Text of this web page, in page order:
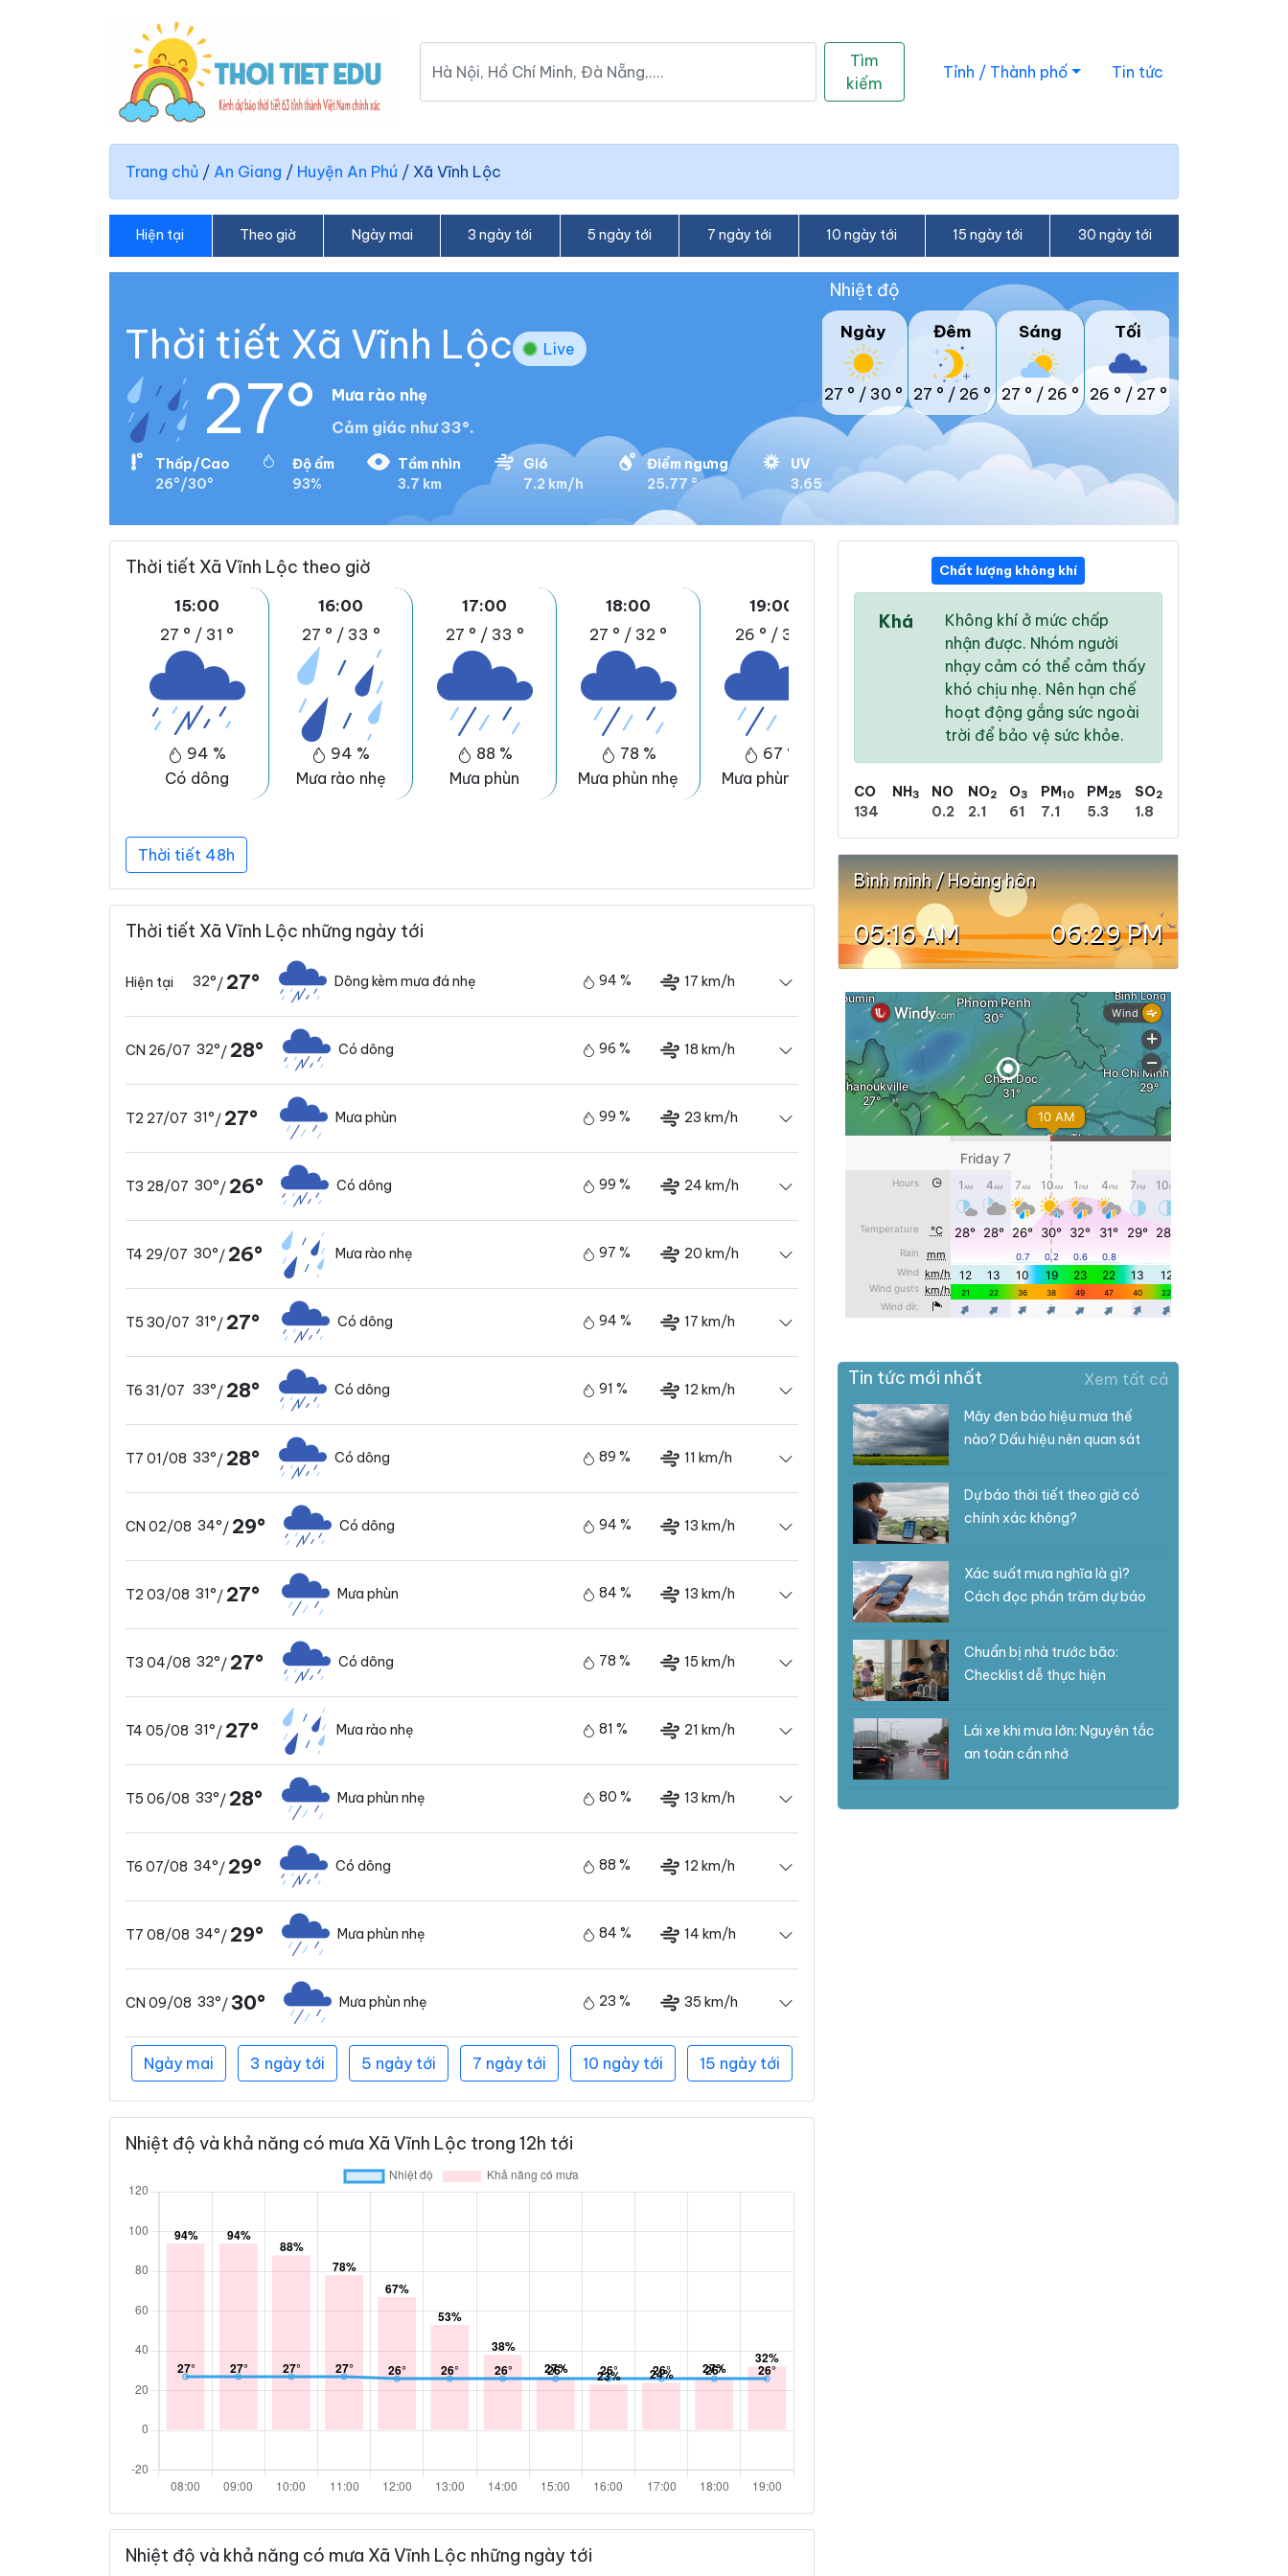
Tìm
kiếm
Tỉnh / Thành phố Tin tức
Trang chủ / An Giang / Huyện An Phú / Xã Vĩnh Lộc
Hiện tại Theo giờ Ngày mai 3 ngày tới 5 ngày tới 7 ngày tới 10 ngày tới 15 ngày tới 30 ngày tới
Thời tiết Xã Vĩnh Lộc Live
27°
Mưa rào nhẹ
Cảm giác như 33°.
Thấp/Cao
26°/30°
Độ ẩm
93%
Tầm nhìn
3.7 km
Gió
7.2 km/h
Điểm ngưng
25.77 °
UV
3.65
Nhiệt độ
Ngày
27 ° / 30 °
Đêm
27 ° / 26 °
Sáng
27 ° / 26 °
Tối
26 ° / 27 °
Thời tiết Xã Vĩnh Lộc theo giờ
15:00
27 ° / 31 °
94 %
Có dông
16:00
27 ° / 33 °
94 %
Mưa rào nhẹ
17:00
27 ° / 33 °
88 %
Mưa phùn
18:00
27 ° / 32 °
78 %
Mưa phùn nhẹ
19:00
26 ° / 31 °
67 %
Mưa phùn nhẹ
26 °/
26 °/
Thời tiết 48h
Thời tiết Xã Vĩnh Lộc những ngày tới
Hiện tại 32°/ 27° Dông kèm mưa đá nhẹ 94 % 17 km/h
CN 26/07 32°/ 28° Có dông 96 % 18 km/h
T2 27/07 31°/ 27° Mưa phùn 99 % 23 km/h
T3 28/07 30°/ 26° Có dông 99 % 24 km/h
T4 29/07 30°/ 26° Mưa rào nhẹ 97 % 20 km/h
T5 30/07 31°/ 27° Có dông 94 % 17 km/h
T6 31/07 33°/ 28° Có dông 91 % 12 km/h
T7 01/08 33°/ 28° Có dông 89 % 11 km/h
CN 02/08 34°/ 29° Có dông 94 % 13 km/h
T2 03/08 31°/ 27° Mưa phùn 84 % 13 km/h
T3 04/08 32°/ 27° Có dông 78 % 15 km/h
T4 05/08 31°/ 27° Mưa rào nhẹ 81 % 21 km/h
T5 06/08 33°/ 28° Mưa phùn nhẹ 80 % 13 km/h
T6 07/08 34°/ 29° Có dông 88 % 12 km/h
T7 08/08 34°/ 29° Mưa phùn nhẹ 84 % 14 km/h
CN 09/08 33°/30° Mưa phùn nhẹ 23 % 35 km/h
Ngày mai 3 ngày tới 5 ngày tới 7 ngày tới 10 ngày tới 15 ngày tới
Nhiệt độ và khả năng có mưa Xã Vĩnh Lộc trong 12h tới
Nhiệt độ và khả năng có mưa Xã Vĩnh Lộc những ngày tới
Chất lượng không khí
Khá
Không khí ở mức chấp
nhận được. Nhóm người
nhạy cảm có thể cảm thấy
khó chịu nhẹ. Nên hạn chế
hoạt động gắng sức ngoài
trời để bảo vệ sức khỏe.
CO
134
NH3
NO
0.2
NO2
2.1
O3
61
PM10
7.1
PM25
5.3
SO2
1.8
Bình minh / Hoàng hôn
05:16 AM 06:29 PM
Tin tức mới nhất Xem tất cả
Mây đen báo hiệu mưa thế
nào? Dấu hiệu nên quan sát
Dự báo thời tiết theo giờ có
chính xác không?
Xác suất mưa nghĩa là gì?
Cách đọc phần trăm dự báo
Chuẩn bị nhà trước bão:
Checklist dễ thực hiện
Lái xe khi mưa lớn: Nguyên tắc
an toàn cần nhớ